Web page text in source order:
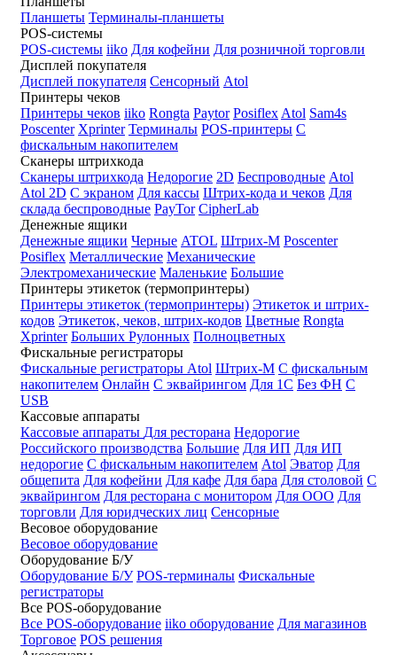
Планшеты Терминалы-планшеты
POS-системы
POS-системы iiko Для кофейни Для розничной торговли
Дисплей покупателя
Дисплей покупателя Сенсорный Atol
Принтеры чеков
Принтеры чеков iiko Rongta Paytor Posiflex Atol Sam4s
Poscenter Xprinter Терминалы POS-принтеры С
фискальным накопителем
Сканеры штрихкода
Сканеры штрихкода Недорогие 2D Беспроводные Atol
Atol 2D С экраном Для кассы Штрих-кода и чеков Для
склада беспроводные PayTor CipherLab
Денежные ящики
Денежные ящики Черные ATOL Штрих-М Poscenter
Posiflex Металлические Механические
Электромеханические Маленькие Большие
Принтеры этикеток (термопринтеры)
Принтеры этикеток (термопринтеры) Этикеток и штрих-
кодов Этикеток, чеков, штрих-кодов Цветные Rongta
Xprinter Больших Рулонных Полноцветных
Фискальные регистраторы
Фискальные регистраторы Atol Штрих-М С фискальным
накопителем Онлайн С эквайрингом Для 1С Без ФН С
USB
Кассовые аппараты
Кассовые аппараты Для ресторана Недорогие
Российского производства Большие Для ИП Для ИП
недорогие С фискальным накопителем Atol Эватор Для
общепита Для кофейни Для кафе Для бара Для столовой С
эквайрингом Для ресторана с монитором Для ООО Для
торговли Для юридческих лиц Сенсорные
Весовое оборудование
Весовое оборудование
Оборудование Б/У
Оборудование Б/У POS-терминалы Фискальные
регистраторы
Все POS-оборудование
Все POS-оборудование iiko оборудование Для магазинов
Торговое POS решения